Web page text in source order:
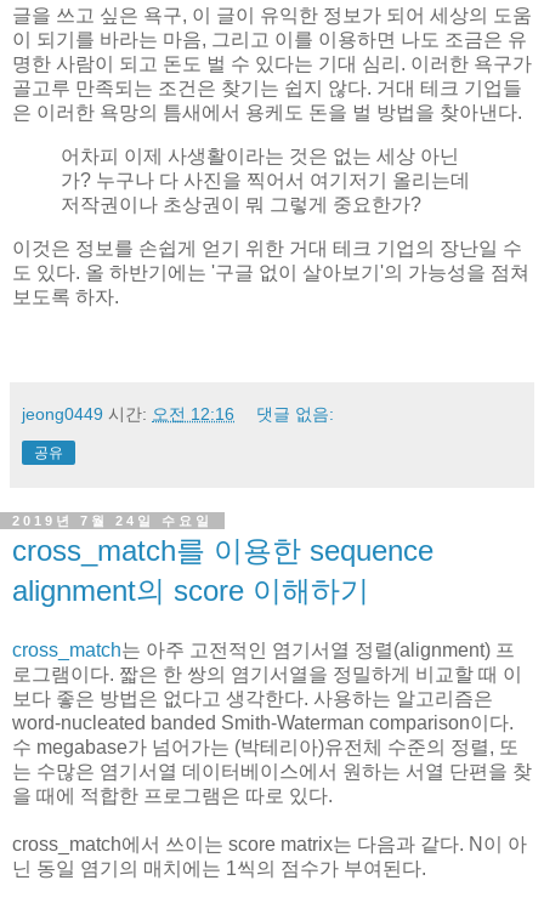
글을 쓰고 싶은 욕구, 이 글이 유익한 정보가 되어 세상의 도움
이 되기를 바라는 마음, 그리고 이를 이용하면 나도 조금은 유
명한 사람이 되고 돈도 벌 수 있다는 기대 심리. 이러한 욕구가
골고루 만족되는 조건은 찾기는 쉽지 않다. 거대 테크 기업들
은 이러한 욕망의 틈새에서 용케도 돈을 벌 방법을 찾아낸다.
어차피 이제 사생활이라는 것은 없는 세상 아닌
가? 누구나 다 사진을 찍어서 여기저기 올리는데
저작권이나 초상권이 뭐 그렇게 중요한가?
이것은 정보를 손쉽게 얻기 위한 거대 테크 기업의 장난일 수
도 있다. 올 하반기에는 '구글 없이 살아보기'의 가능성을 점쳐
보도록 하자.
jeong0449 시간: 오전 12:16 댓글 없음:
공유
2019년 7월 24일 수요일
cross_match를 이용한 sequence
alignment의 score 이해하기
cross_match는 아주 고전적인 염기서열 정렬(alignment) 프
로그램이다. 짧은 한 쌍의 염기서열을 정밀하게 비교할 때 이
보다 좋은 방법은 없다고 생각한다. 사용하는 알고리즘은
word-nucleated banded Smith-Waterman comparison이다.
수 megabase가 넘어가는 (박테리아)유전체 수준의 정렬, 또
는 수많은 염기서열 데이터베이스에서 원하는 서열 단편을 찾
을 때에 적합한 프로그램은 따로 있다.
cross_match에서 쓰이는 score matrix는 다음과 같다. N이 아
닌 동일 염기의 매치에는 1씩의 점수가 부여된다.